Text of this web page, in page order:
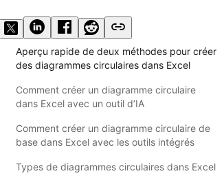
Aperçu rapide de deux méthodes pour créer
des diagrammes circulaires dans Excel
Comment créer un diagramme circulaire
dans Excel avec un outil d’IA
Comment créer un diagramme circulaire de
base dans Excel avec les outils intégrés
Types de diagrammes circulaires dans Excel